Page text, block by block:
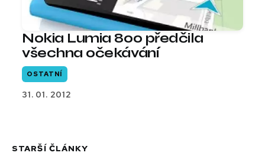
Nokia Lumia 800 předčila
všechna očekávání
OSTATNÍ
31. 01. 2012
STARŠÍ ČLÁNKY